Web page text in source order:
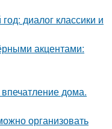
диалог классики и
акцентами:
дома.
организовать